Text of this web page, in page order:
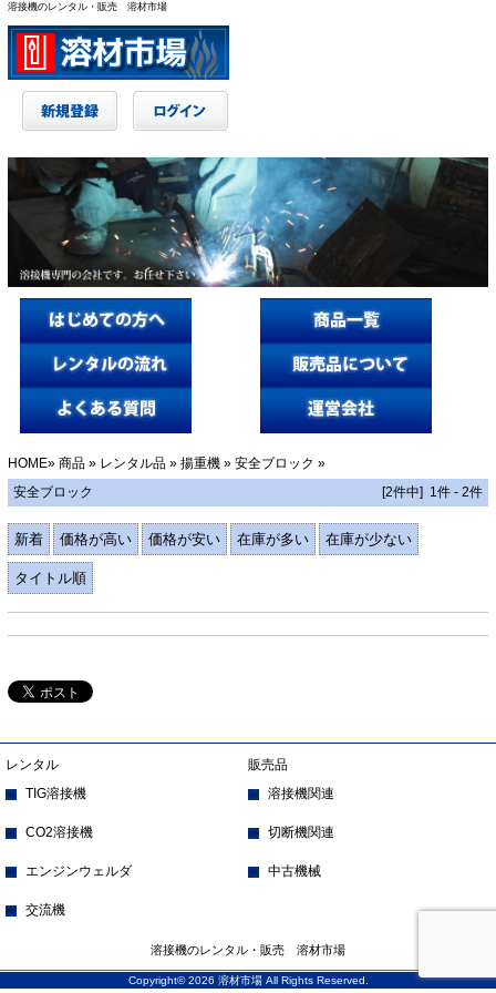
溶接機のレンタル・販売 溶材市場
HOME» 商品» レンタル品» 揚重機» 安全ブロック »
安全ブロック
[2件中] 1件 - 2件
新着 価格が高い 価格が安い 在庫が多い 在庫が少ない
タイトル順
レンタル
TIG溶接機
CO2溶接機
エンジンウェルダ
交流機
販売品
溶接機関連
切断機関連
中古機械
溶接機のレンタル・販売 溶材市場
Copyright© 2026 溶材市場 All Rights Reserved.